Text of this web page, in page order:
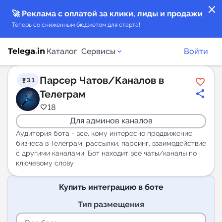
close
🚀 Реклама с оплатой за клики, лиды и продажи
Теперь со сниженным бюджетом для старта!
Каталог Сервисы
Каталог каналов
Каталог ботов
Горящие предложения
Индекс читаемости каналов в Telegram
Аналитика MAX каналов
Войти
3.1
Парсер Чатов/Каналов в
Телеграм
18
Для админов каналов
Аудитория бота - все, кому интересно продвижение
бизнеса в Телеграм, рассылки, парсинг, взаимодействие
с другими каналами. Бот находит все чаты/каналы по
ключевому слову
Купить интеграцию в боте
Тип размещения